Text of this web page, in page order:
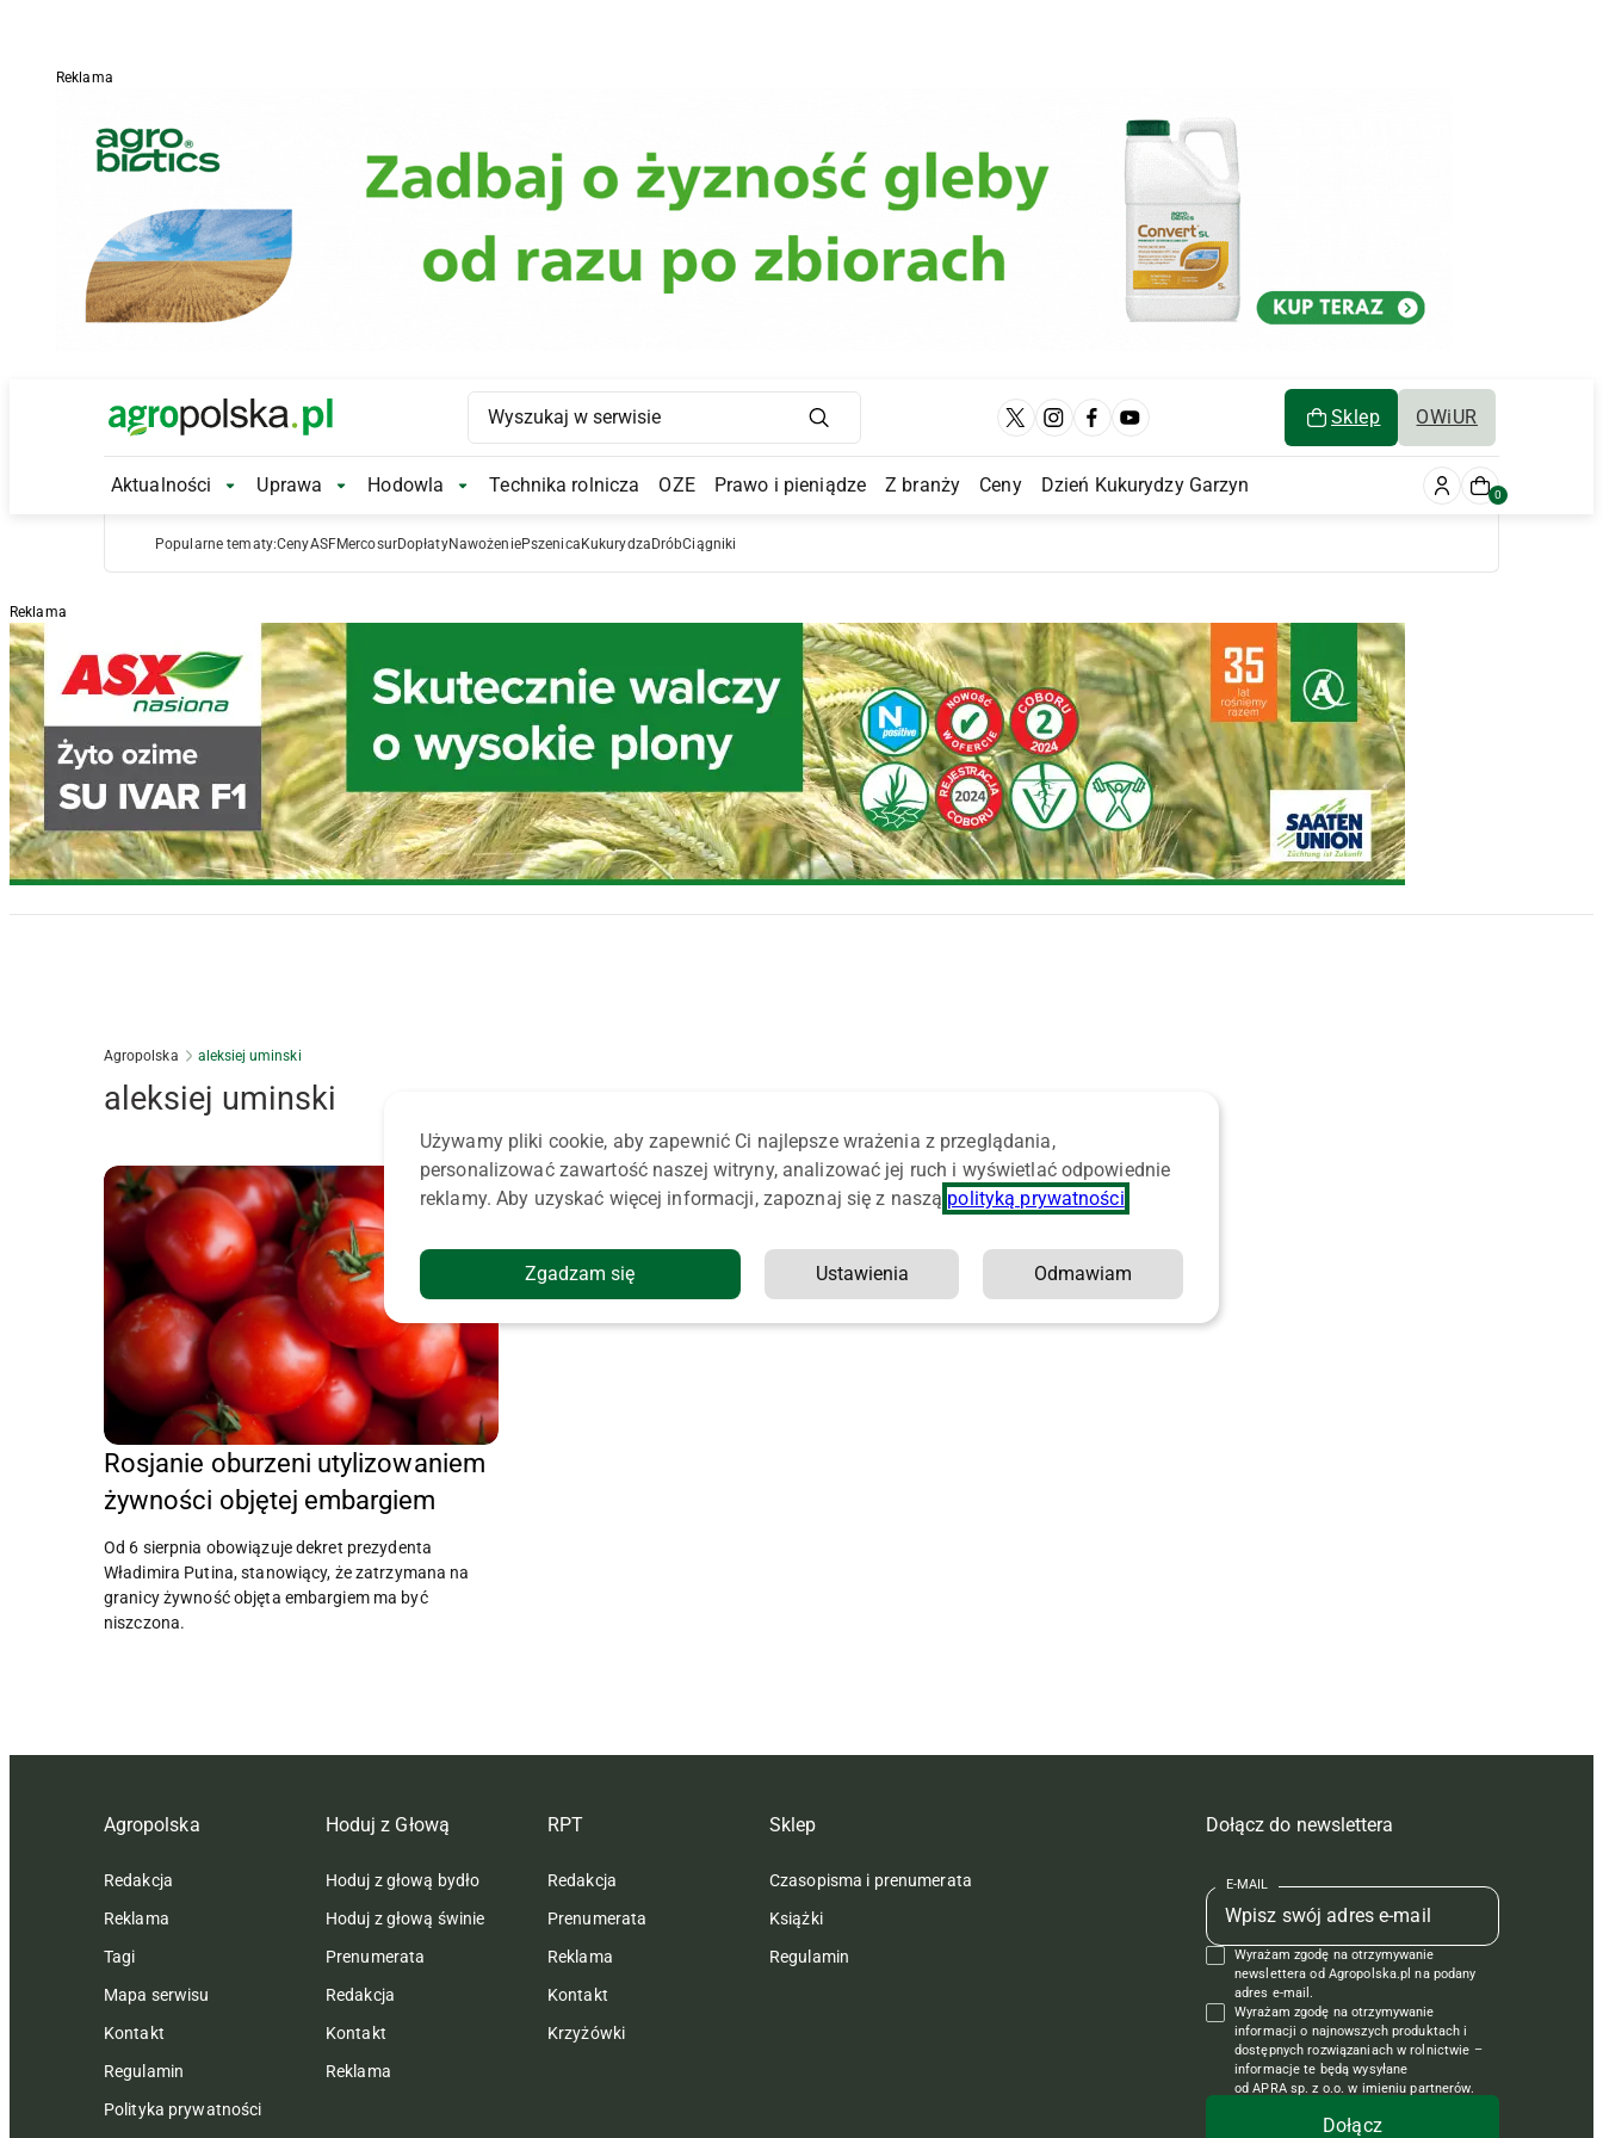
Reklama
Main Logo Sklep OWiUR
Main Navigation
Aktualności Aktualności Submenu
Uprawa Uprawa Submenu
Hodowla Hodowla Submenu
Technika rolnicza OZE Prawo i pieniądze Z branży Ceny Dzień Kukurydzy Garzyn 0
Popularne tematy:CenyASFMercosurDopłatyNawożeniePszenica Kukurydza DróbCiągniki
Reklama
Agropolska aleksiej uminski
aleksiej uminski
Rosjanie oburzeni utylizowaniem
żywności objętej embargiem
Od 6 sierpnia obowiązuje dekret prezydenta
Władimira Putina, stanowiący, że zatrzymana na
granicy żywność objęta embargiem ma być
niszczona.
Agropolska
Redakcja
Reklama
Tagi
Mapa serwisu
Kontakt
Regulamin
Polityka prywatności
Hoduj z Głową
Hoduj z głową bydło
Hoduj z głową świnie
Prenumerata
Redakcja
Kontakt
Reklama
RPT
Redakcja
Prenumerata
Reklama
Kontakt
Krzyżówki
Sklep
Czasopisma i prenumerata
Książki
Regulamin
Dołącz do newslettera
E-MAIL
Wyrażam zgodę na otrzymywanie
newslettera od Agropolska.pl na podany
adres e-mail.
Wyrażam zgodę na otrzymywanie
informacji o najnowszych produktach i
dostępnych rozwiązaniach w rolnictwie –
informacje te będą wysyłane
od APRA sp. z o.o. w imieniu partnerów.
Używamy pliki cookie, aby zapewnić Ci najlepsze wrażenia z przeglądania,
personalizować zawartość naszej witryny, analizować jej ruch i wyświetlać odpowiednie
reklamy. Aby uzyskać więcej informacji, zapoznaj się z naszą polityką prywatności
Zgadzam się Ustawienia Odmawiam